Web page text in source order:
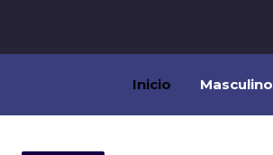
Inicio Masculino